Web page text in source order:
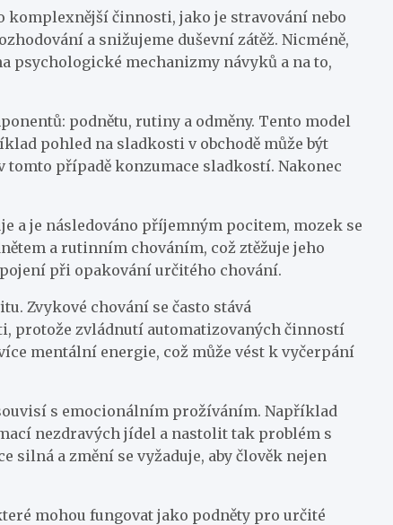
komplexnější činnosti, jako je stravování nebo
a snižujeme duševní zátěž. Nicméně,
psychologické mechanizmy návyků a na to,
podnětu, rutiny a odměny. Tento model
pohled na sladkosti v obchodě může být
případě konzumace sladkostí. Nakonec
a je následováno příjemným pocitem, mozek se
a rutinním chováním, což ztěžuje jeho
při opakování určitého chování.
Zvykové chování se často stává
protože zvládnutí automatizovaných činností
mentální energie, což může vést k vyčerpání
s emocionálním prožíváním. Například
nezdravých jídel a nastolit tak problém s
silná a změní se vyžaduje, aby člověk nejen
mohou fungovat jako podněty pro určité